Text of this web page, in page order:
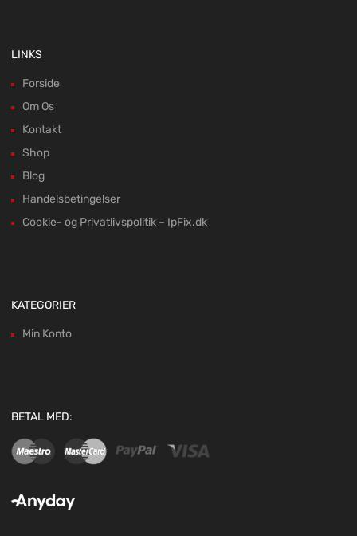
LINKS
Forside
Om Os
Kontakt
Shop
Blog
Handelsbetingelser
Cookie- og Privatlivspolitik – IpFix.dk
KATEGORIER
Min Konto
BETAL MED: